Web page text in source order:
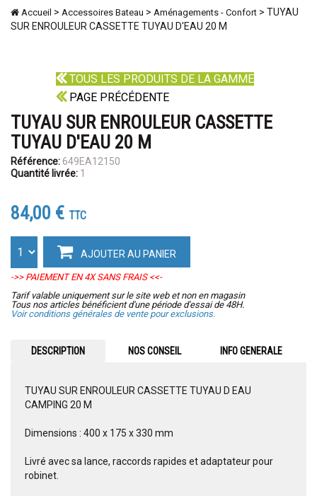
Accueil > Accessoires Bateau > Aménagements - Confort > TUYAU
SUR ENROULEUR CASSETTE TUYAU D'EAU 20 M
TOUS LES PRODUITS DE LA GAMME
PAGE PRÉCÉDENTE
TUYAU SUR ENROULEUR CASSETTE
TUYAU D'EAU 20 M
Référence: 649EA12150
Quantité livrée: 1
84,00 € TTC
AJOUTER AU PANIER
->> PAIEMENT EN 4X SANS FRAIS <<-
Tarif valable uniquement sur le site web et non en magasin
Tous nos articles bénéficient d'une période d'essai de 48H.
Voir conditions générales de vente pour exclusions.
DESCRIPTION NOS CONSEIL INFO GENERALE
TUYAU SUR ENROULEUR CASSETTE TUYAU D EAU
CAMPING 20 M
Dimensions : 400 x 175 x 330 mm
Livré avec sa lance, raccords rapides et adaptateur pour
robinet.